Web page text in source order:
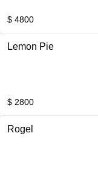
$ 4800
Lemon Pie
$ 2800
Rogel